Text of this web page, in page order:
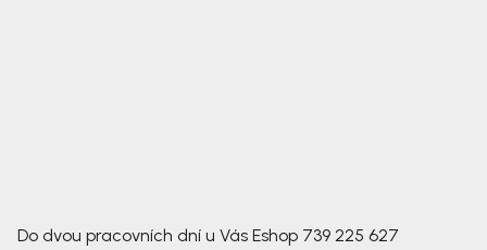
Do dvou pracovních dní u Vás Eshop 739 225 627